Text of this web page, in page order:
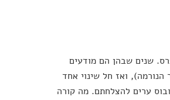
שנים שבהן הם מודעים
ואז חל שינוי אחד
ערים להצלחתם. מה קורה